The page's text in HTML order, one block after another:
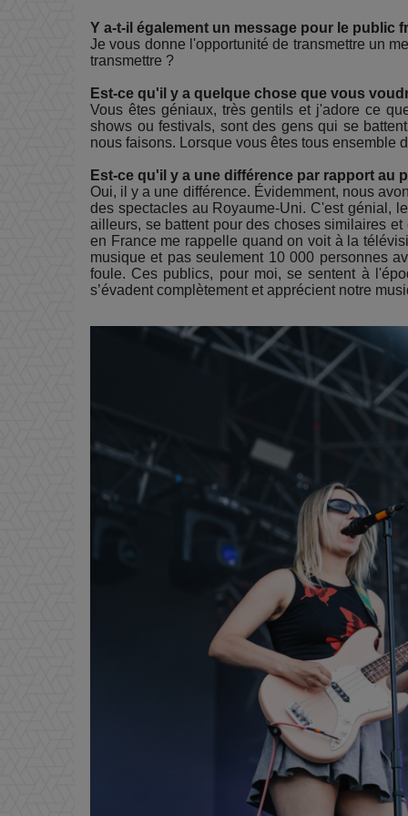
Y a-t-il également un message pour le public
Je vous donne l'opportunité de transmettre un
transmettre ?
Est-ce qu'il y a quelque chose que vous
Vous êtes géniaux, très gentils et j'adore ce
shows ou festivals, sont des gens qui se
nous faisons. Lorsque vous êtes tous ensemble
Est-ce qu'il y a une différence par rapport au
Oui, il y a une différence. Évidemment, nous
des spectacles au Royaume-Uni. C'est génial,
ailleurs, se battent pour des choses similaires
en France me rappelle quand on voit à la
musique et pas seulement 10 000 personnes
foule. Ces publics, pour moi, se sentent à
s’évadent complètement et apprécient notre